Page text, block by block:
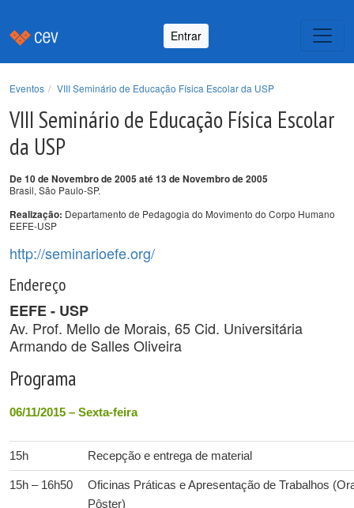
Entrar
Eventos VIII Seminário de Educação Física Escolar da USP
VIII Seminário de Educação Física Escolar
da USP
De 10 de Novembro de 2005 até 13 de Novembro de 2005
Brasil, São Paulo-SP.
Realização: Departamento de Pedagogia do Movimento do Corpo Humano
EEFE-USP
http://seminarioefe.org/
Endereço
EEFE - USP
Av. Prof. Mello de Morais, 65 Cid. Universitária
Armando de Salles Oliveira
Programa
06/11/2015 – Sexta-feira
15h Recepção e entrega de material
15h – 16h50
Oficinas Práticas e Apresentação de Trabalhos
Pôster)